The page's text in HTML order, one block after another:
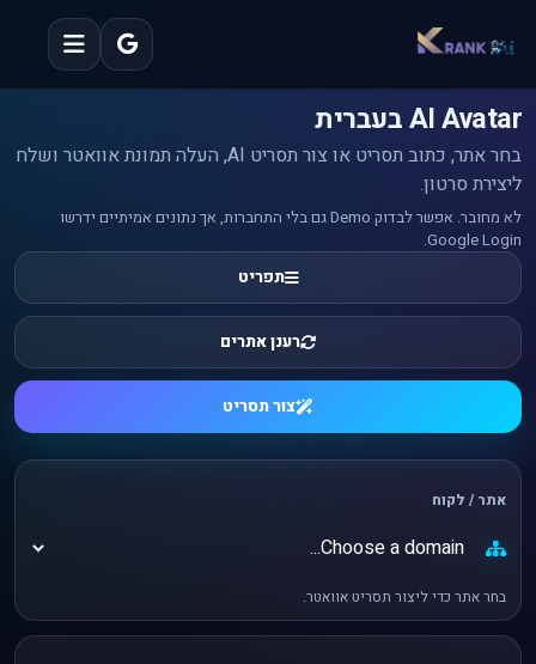
AI Avatar בעברית
בחר אתר, כתוב תסריט או צור תסריט AI, העלה תמונת אוואטר ושלח
ליצירת סרטון.
לא מחובר. אפשר לבדוק Demo גם בלי התחברות, אך נתונים אמיתיים ידרשו
Google Login.
תפריט
רענן אתרים
צור תסריט
אתר / לקוח
בחר אתר כדי ליצור תסריט אוואטר.